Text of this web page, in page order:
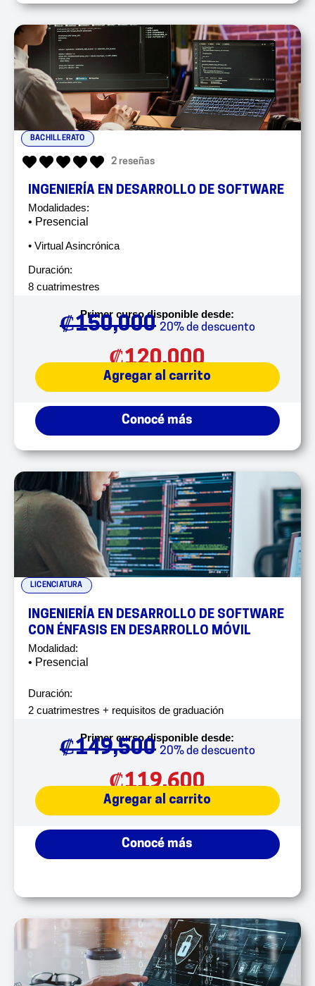
BACHILLERATO
2 reseñas
INGENIERÍA EN DESARROLLO DE SOFTWARE
Modalidades:
• Presencial
• Virtual Asincrónica
Duración:
8 cuatrimestres
Primer curso disponible desde:
₡150,000 20% de descuento
₡120,000
Agregar al carrito
Conocé más
LICENCIATURA
INGENIERÍA EN DESARROLLO DE SOFTWARE
CON ÉNFASIS EN DESARROLLO MÓVIL
Modalidad:
• Presencial
Duración:
2 cuatrimestres + requisitos de graduación
Primer curso disponible desde:
₡149,500 20% de descuento
₡119,600
Agregar al carrito
Conocé más